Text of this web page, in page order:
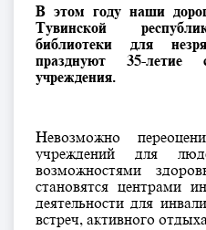
В этом году наши
Тувинской
библиотеки для
празднуют 35-летие
учреждения.
Невозможно
учреждений для
возможностями
становятся центрами
деятельности для
встреч, активного